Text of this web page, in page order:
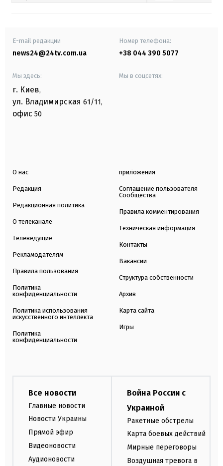
E-mail редакции
news24@24tv.com.ua
Номер телефона:
+38 044 390 5077
Мы здесь:
г. Киев,
ул. Владимирская 61/11,
офис 50
Мы в соцсетях:
О нас
Редакция
Редакционная политика
О телеканале
Телеведущие
Рекламодателям
Правила пользования
Политика
конфиденциальности
Политика использования
искусственного интеллекта
Политика
конфиденциальности
приложения
Соглашение пользователя
Сообщества
Правила комментирования
Техническая информация
Контакты
Вакансии
Структура собственности
Архив
Карта сайта
Игры
Все новости
Главные новости
Новости Украины
Прямой эфир
Видеоновости
Аудионовости
Война России с
Украиной
Ракетные обстрелы
Карта боевых действий
Мирные переговоры
Воздушная тревога в